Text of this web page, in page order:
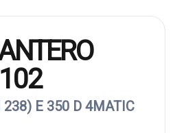
238) E 350 D 4MATIC